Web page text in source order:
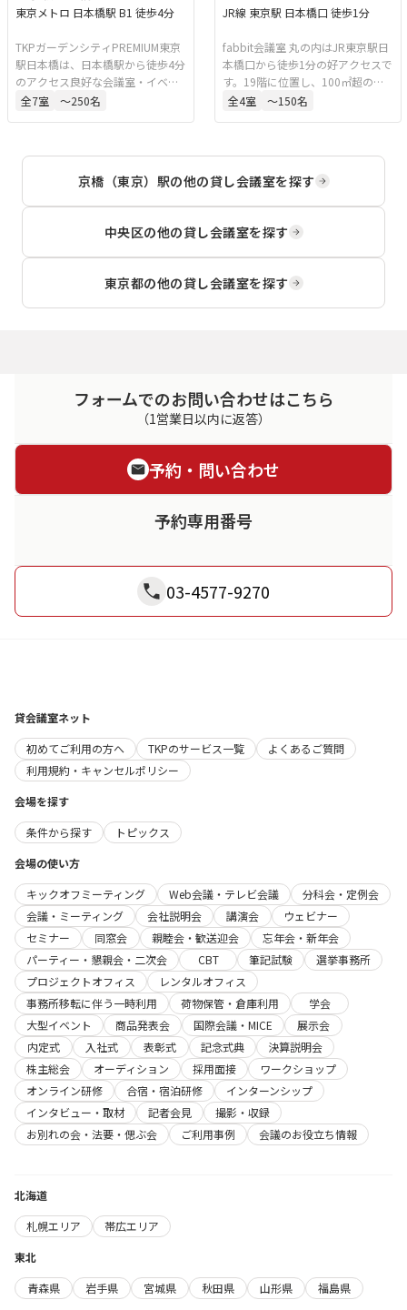
東京メトロ 日本橋駅 B1 徒歩4分
TKPガーデンシティPREMIUM東京
駅日本橋は、日本橋駅から徒歩4分
のアクセス良好な会議室・イベン
トスペースです。研修、セミナ
全7室 〜250名
JR線 東京駅 日本橋口 徒歩1分
fabbit会議室 丸の内はJR東京駅日
本橋口から徒歩1分の好アクセスで
す。19階に位置し、100㎡超の広
さを持つ3つの会議室を備えていま
全4室 〜150名
京橋（東京）駅の他の貸し会議室を探す
中央区の他の貸し会議室を探す
東京都の他の貸し会議室を探す
フォームでのお問い合わせはこちら
（1営業日以内に返答）
予約・問い合わせ
予約専用番号
03-4577-9270
貸会議室ネット
初めてご利用の方へ
TKPのサービス一覧
よくあるご質問
利用規約・キャンセルポリシー
会場を探す
条件から探す
トピックス
会場の使い方
キックオフミーティング
Web会議・テレビ会議
分科会・定例会
会議・ミーティング
会社説明会 講演会
ウェビナー
セミナー
同窓会 親睦会・歓送迎会
忘年会・新年会
パーティー・懇親会・二次会
CBT 筆記試験
選挙事務所
プロジェクトオフィス
レンタルオフィス
事務所移転に伴う一時利用
荷物保管・倉庫利用
学会
大型イベント
商品発表会 国際会議・MICE
展示会
内定式
入社式 表彰式 記念式典
決算説明会
株主総会
オーディション 採用面接
ワークショップ
オンライン研修
合宿・宿泊研修
インターンシップ
インタビュー・取材
記者会見
撮影・収録
お別れの会・法要・偲ぶ会
ご利用事例 会議のお役立ち情報
北海道
札幌エリア
帯広エリア
東北
青森県
岩手県 宮城県 秋田県 山形県
福島県